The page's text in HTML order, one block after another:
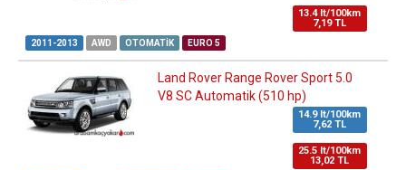
13.4 lt/100km
7,19 TL
2011-2013 AWD OTOMATIK EURO 5
Land Rover Range Rover Sport 5.0
V8 SC Automatik (510 hp)
14.9 lt/100km
7,62 TL
25.5 lt/100km
13,02 TL